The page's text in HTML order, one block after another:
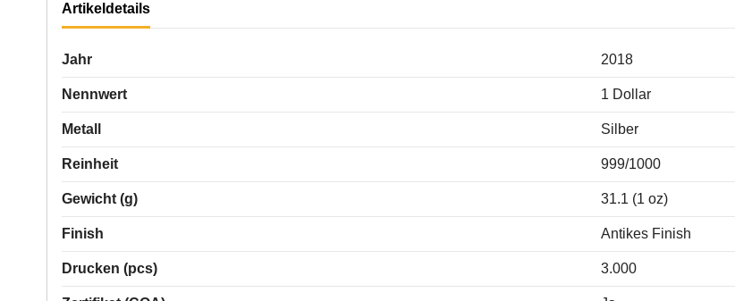
Artikeldetails
Jahr 2018
Nennwert 1 Dollar
Metall Silber
Reinheit 999/1000
Gewicht (g) 31.1 (1 oz)
Finish Antikes Finish
Drucken (pcs) 3.000